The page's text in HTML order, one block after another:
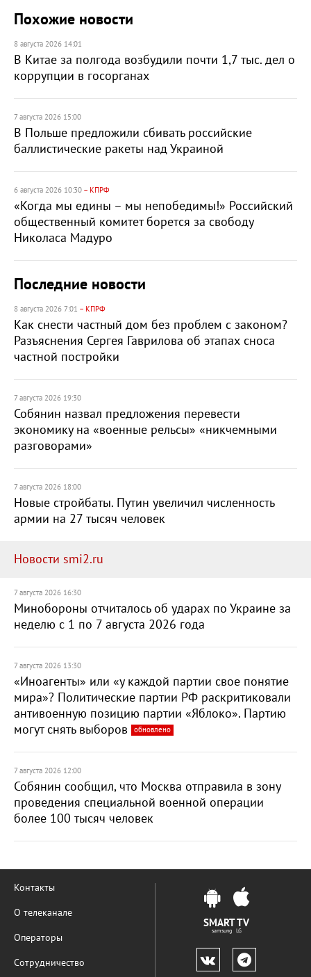
Похожие новости
8 августа 2026 14:01
В Китае за полгода возбудили почти 1,7 тыс. дел о
коррупции в госорганах
7 августа 2026 15:00
В Польше предложили сбивать российские
баллистические ракеты над Украиной
6 августа 2026 10:30 – КПРФ
«Когда мы едины – мы непобедимы!» Российский
общественный комитет борется за свободу
Николаса Мадуро
Последние новости
8 августа 2026 7:01 – КПРФ
Как снести частный дом без проблем с законом?
Разъяснения Сергея Гаврилова об этапах сноса
частной постройки
7 августа 2026 19:30
Собянин назвал предложения перевести
экономику на «военные рельсы» «никчемными
разговорами»
7 августа 2026 18:00
Новые стройбаты. Путин увеличил численность
армии на 27 тысяч человек
Новости smi2.ru
7 августа 2026 16:30
Минобороны отчиталось об ударах по Украине за
неделю с 1 по 7 августа 2026 года
7 августа 2026 13:30
«Иноагенты» или «у каждой партии свое понятие
мира»? Политические партии РФ раскритиковали
антивоенную позицию партии «Яблоко». Партию
могут снять выборов
обновлено
7 августа 2026 12:00
Собянин сообщил, что Москва отправила в зону
проведения специальной военной операции
более 100 тысяч человек
Контакты
О телеканале
Операторы
Сотрудничество
SMART TV
samsung LG